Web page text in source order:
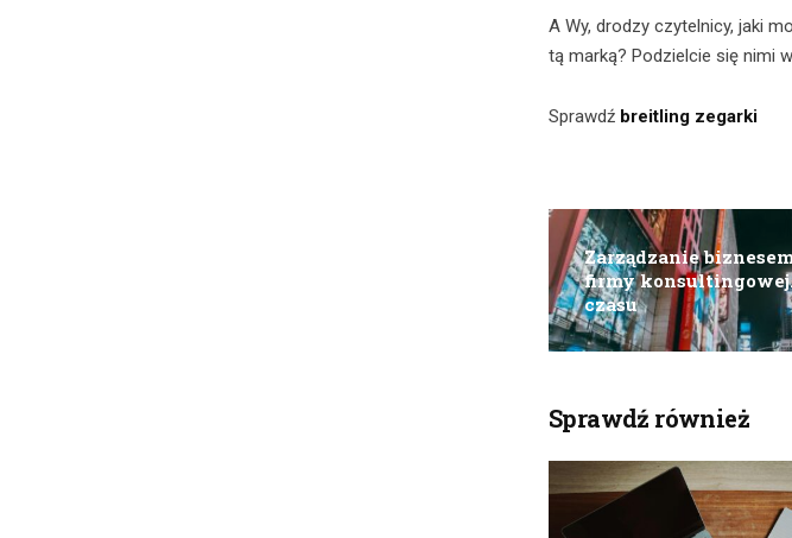
A Wy, drodzy czytelnicy, jaki
tą marką? Podzielcie się nimi
Sprawdź breitling zegarki
Zarządzanie
firmy
czasu
Sprawdź również